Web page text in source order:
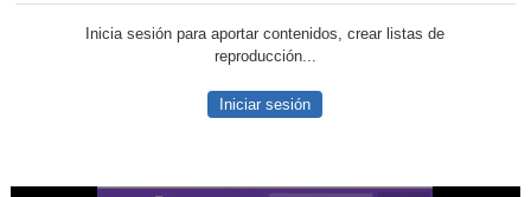
Inicia sesión para aportar contenidos, crear listas de
reproducción...
Iniciar sesión